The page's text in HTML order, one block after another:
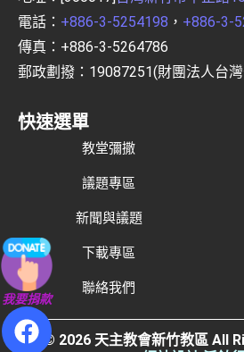
電話： +886-3-5254198 ， +886-3-
傳真：+886-3-5264786
郵政劃撥：19087251(財團法人台
我要捐款
快速選單
教堂彌撒
議題專區
新聞與議題
下載專區
聯絡我們
© 2026 天主教會新竹教區 All